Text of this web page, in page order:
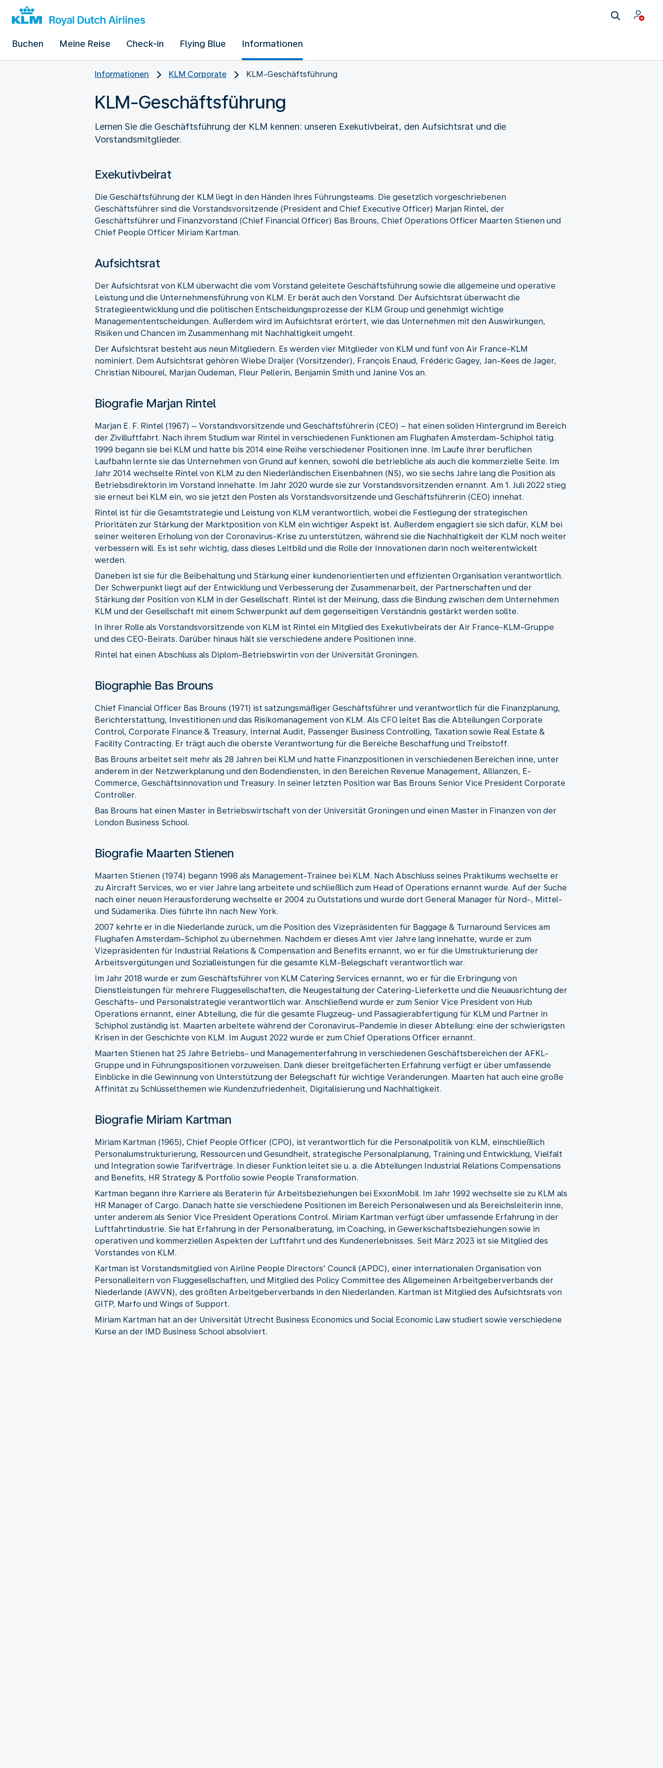
Buchen Meine Reise Check-in Flying Blue Informationen
Informationen KLM Corporate KLM-Geschäftsführung
KLM-Geschäftsführung
Lernen Sie die Geschäftsführung der KLM kennen: unseren Exekutivbeirat, den Aufsichtsrat und die
Vorstandsmitglieder.
Exekutivbeirat
Die Geschäftsführung der KLM liegt in den Händen ihres Führungsteams. Die gesetzlich vorgeschriebenen
Geschäftsführer sind die Vorstandsvorsitzende (President and Chief Executive Officer) Marjan Rintel, der
Geschäftsführer und Finanzvorstand (Chief Financial Officer) Bas Brouns, Chief Operations Officer Maarten Stienen und
Chief People Officer Miriam Kartman.
Aufsichtsrat
Der Aufsichtsrat von KLM überwacht die vom Vorstand geleitete Geschäftsführung sowie die allgemeine und operative
Leistung und die Unternehmensführung von KLM. Er berät auch den Vorstand. Der Aufsichtsrat überwacht die
Strategieentwicklung und die politischen Entscheidungsprozesse der KLM Group und genehmigt wichtige
Managemententscheidungen. Außerdem wird im Aufsichtsrat erörtert, wie das Unternehmen mit den Auswirkungen,
Risiken und Chancen im Zusammenhang mit Nachhaltigkeit umgeht.
Der Aufsichtsrat besteht aus neun Mitgliedern. Es werden vier Mitglieder von KLM und fünf von Air France-KLM
nominiert. Dem Aufsichtsrat gehören Wiebe Draijer (Vorsitzender), François Enaud, Frédéric Gagey, Jan-Kees de Jager,
Christian Nibourel, Marjan Oudeman, Fleur Pellerin, Benjamin Smith und Janine Vos an.
Biografie Marjan Rintel
Marjan E. F. Rintel (1967) – Vorstandsvorsitzende und Geschäftsführerin (CEO) – hat einen soliden Hintergrund im Bereich
der Zivilluftfahrt. Nach ihrem Studium war Rintel in verschiedenen Funktionen am Flughafen Amsterdam-Schiphol tätig.
1999 begann sie bei KLM und hatte bis 2014 eine Reihe verschiedener Positionen inne. Im Laufe ihrer beruflichen
Laufbahn lernte sie das Unternehmen von Grund auf kennen, sowohl die betriebliche als auch die kommerzielle Seite. Im
Jahr 2014 wechselte Rintel von KLM zu den Niederländischen Eisenbahnen (NS), wo sie sechs Jahre lang die Position als
Betriebsdirektorin im Vorstand innehatte. Im Jahr 2020 wurde sie zur Vorstandsvorsitzenden ernannt. Am 1. Juli 2022 stieg
sie erneut bei KLM ein, wo sie jetzt den Posten als Vorstandsvorsitzende und Geschäftsführerin (CEO) innehat.
Rintel ist für die Gesamtstrategie und Leistung von KLM verantwortlich, wobei die Festlegung der strategischen
Prioritäten zur Stärkung der Marktposition von KLM ein wichtiger Aspekt ist. Außerdem engagiert sie sich dafür, KLM bei
seiner weiteren Erholung von der Coronavirus-Krise zu unterstützen, während sie die Nachhaltigkeit der KLM noch weiter
verbessern will. Es ist sehr wichtig, dass dieses Leitbild und die Rolle der Innovationen darin noch weiterentwickelt
werden.
Daneben ist sie für die Beibehaltung und Stärkung einer kundenorientierten und effizienten Organisation verantwortlich.
Der Schwerpunkt liegt auf der Entwicklung und Verbesserung der Zusammenarbeit, der Partnerschaften und der
Stärkung der Position von KLM in der Gesellschaft. Rintel ist der Meinung, dass die Bindung zwischen dem Unternehmen
KLM und der Gesellschaft mit einem Schwerpunkt auf dem gegenseitigen Verständnis gestärkt werden sollte.
In ihrer Rolle als Vorstandsvorsitzende von KLM ist Rintel ein Mitglied des Exekutivbeirats der Air France-KLM-Gruppe
und des CEO-Beirats. Darüber hinaus hält sie verschiedene andere Positionen inne.
Rintel hat einen Abschluss als Diplom-Betriebswirtin von der Universität Groningen.
Biographie Bas Brouns
Chief Financial Officer Bas Brouns (1971) ist satzungsmäßiger Geschäftsführer und verantwortlich für die Finanzplanung,
Berichterstattung, Investitionen und das Risikomanagement von KLM. Als CFO leitet Bas die Abteilungen Corporate
Control, Corporate Finance & Treasury, Internal Audit, Passenger Business Controlling, Taxation sowie Real Estate &
Facility Contracting. Er trägt auch die oberste Verantwortung für die Bereiche Beschaffung und Treibstoff.
Bas Brouns arbeitet seit mehr als 28 Jahren bei KLM und hatte Finanzpositionen in verschiedenen Bereichen inne, unter
anderem in der Netzwerkplanung und den Bodendiensten, in den Bereichen Revenue Management, Allianzen, E-
Commerce, Geschäftsinnovation und Treasury. In seiner letzten Position war Bas Brouns Senior Vice President Corporate
Controller.
Bas Brouns hat einen Master in Betriebswirtschaft von der Universität Groningen und einen Master in Finanzen von der
London Business School.
Biografie Maarten Stienen
Maarten Stienen (1974) begann 1998 als Management-Trainee bei KLM. Nach Abschluss seines Praktikums wechselte er
zu Aircraft Services, wo er vier Jahre lang arbeitete und schließlich zum Head of Operations ernannt wurde. Auf der Suche
nach einer neuen Herausforderung wechselte er 2004 zu Outstations und wurde dort General Manager für Nord-, Mittel-
und Südamerika. Dies führte ihn nach New York.
2007 kehrte er in die Niederlande zurück, um die Position des Vizepräsidenten für Baggage & Turnaround Services am
Flughafen Amsterdam-Schiphol zu übernehmen. Nachdem er dieses Amt vier Jahre lang innehatte, wurde er zum
Vizepräsidenten für Industrial Relations & Compensation and Benefits ernannt, wo er für die Umstrukturierung der
Arbeitsvergütungen und Sozialleistungen für die gesamte KLM-Belegschaft verantwortlich war.
Im Jahr 2018 wurde er zum Geschäftsführer von KLM Catering Services ernannt, wo er für die Erbringung von
Dienstleistungen für mehrere Fluggesellschaften, die Neugestaltung der Catering-Lieferkette und die Neuausrichtung der
Geschäfts- und Personalstrategie verantwortlich war. Anschließend wurde er zum Senior Vice President von Hub
Operations ernannt, einer Abteilung, die für die gesamte Flugzeug- und Passagierabfertigung für KLM und Partner in
Schiphol zuständig ist. Maarten arbeitete während der Coronavirus-Pandemie in dieser Abteilung: eine der schwierigsten
Krisen in der Geschichte von KLM. Im August 2022 wurde er zum Chief Operations Officer ernannt.
Maarten Stienen hat 25 Jahre Betriebs- und Managementerfahrung in verschiedenen Geschäftsbereichen der AFKL-
Gruppe und in Führungspositionen vorzuweisen. Dank dieser breitgefächerten Erfahrung verfügt er über umfassende
Einblicke in die Gewinnung von Unterstützung der Belegschaft für wichtige Veränderungen. Maarten hat auch eine große
Affinität zu Schlüsselthemen wie Kundenzufriedenheit, Digitalisierung und Nachhaltigkeit.
Biografie Miriam Kartman
Miriam Kartman (1965), Chief People Officer (CPO), ist verantwortlich für die Personalpolitik von KLM, einschließlich
Personalumstrukturierung, Ressourcen und Gesundheit, strategische Personalplanung, Training und Entwicklung, Vielfalt
und Integration sowie Tarifverträge. In dieser Funktion leitet sie u. a. die Abteilungen Industrial Relations Compensations
and Benefits, HR Strategy & Portfolio sowie People Transformation.
Kartman begann ihre Karriere als Beraterin für Arbeitsbeziehungen bei ExxonMobil. Im Jahr 1992 wechselte sie zu KLM als
HR Manager of Cargo. Danach hatte sie verschiedene Positionen im Bereich Personalwesen und als Bereichsleiterin inne,
unter anderem als Senior Vice President Operations Control. Miriam Kartman verfügt über umfassende Erfahrung in der
Luftfahrtindustrie. Sie hat Erfahrung in der Personalberatung, im Coaching, in Gewerkschaftsbeziehungen sowie in
operativen und kommerziellen Aspekten der Luftfahrt und des Kundenerlebnisses. Seit März 2023 ist sie Mitglied des
Vorstandes von KLM.
Kartman ist Vorstandsmitglied von Airline People Directors' Council (APDC), einer internationalen Organisation von
Personalleitern von Fluggesellschaften, und Mitglied des Policy Committee des Allgemeinen Arbeitgeberverbands der
Niederlande (AWVN), des größten Arbeitgeberverbands in den Niederlanden. Kartman ist Mitglied des Aufsichtsrats von
GITP, Marfo und Wings of Support.
Miriam Kartman hat an der Universität Utrecht Business Economics und Social Economic Law studiert sowie verschiedene
Kurse an der IMD Business School absolviert.